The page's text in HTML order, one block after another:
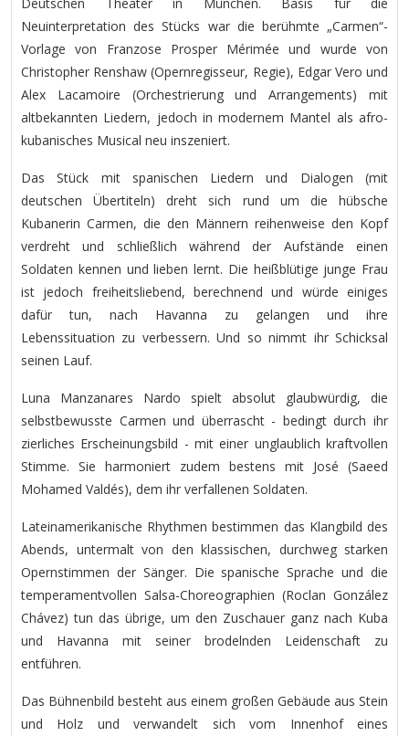
Neuinterpretation des Stücks war die berühmte „Carmen“-
Vorlage von Franzose Prosper Mérimée und wurde von
Christopher Renshaw (Opernregisseur, Regie), Edgar Vero und
Alex Lacamoire (Orchestrierung und Arrangements) mit
altbekannten Liedern, jedoch in modernem Mantel als afro-
kubanisches Musical neu inszeniert.
Das Stück mit spanischen Liedern und Dialogen (mit
deutschen Übertiteln) dreht sich rund um die hübsche
Kubanerin Carmen, die den Männern reihenweise den Kopf
verdreht und schließlich während der Aufstände einen
Soldaten kennen und lieben lernt. Die heißblütige junge Frau
ist jedoch freiheitsliebend, berechnend und würde einiges
dafür tun, nach Havanna zu gelangen und ihre
Lebenssituation zu verbessern. Und so nimmt ihr Schicksal
seinen Lauf.
Luna Manzanares Nardo spielt absolut glaubwürdig, die
selbstbewusste Carmen und überrascht - bedingt durch ihr
zierliches Erscheinungsbild - mit einer unglaublich kraftvollen
Stimme. Sie harmoniert zudem bestens mit José (Saeed
Mohamed Valdés), dem ihr verfallenen Soldaten.
Lateinamerikanische Rhythmen bestimmen das Klangbild des
Abends, untermalt von den klassischen, durchweg starken
Opernstimmen der Sänger. Die spanische Sprache und die
temperamentvollen Salsa-Choreographien (Roclan González
Chávez) tun das übrige, um den Zuschauer ganz nach Kuba
und Havanna mit seiner brodelnden Leidenschaft zu
entführen.
Das Bühnenbild besteht aus einem großen Gebäude aus Stein
und Holz und verwandelt sich vom Innenhof eines